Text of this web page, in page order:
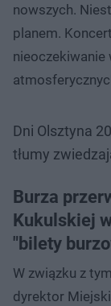
nowszych.
planem.
nieoczekiwanie
Dni Olsztyna
tłumy
Burza
Kukulskiej
"bilety
W związku z
dyrektor